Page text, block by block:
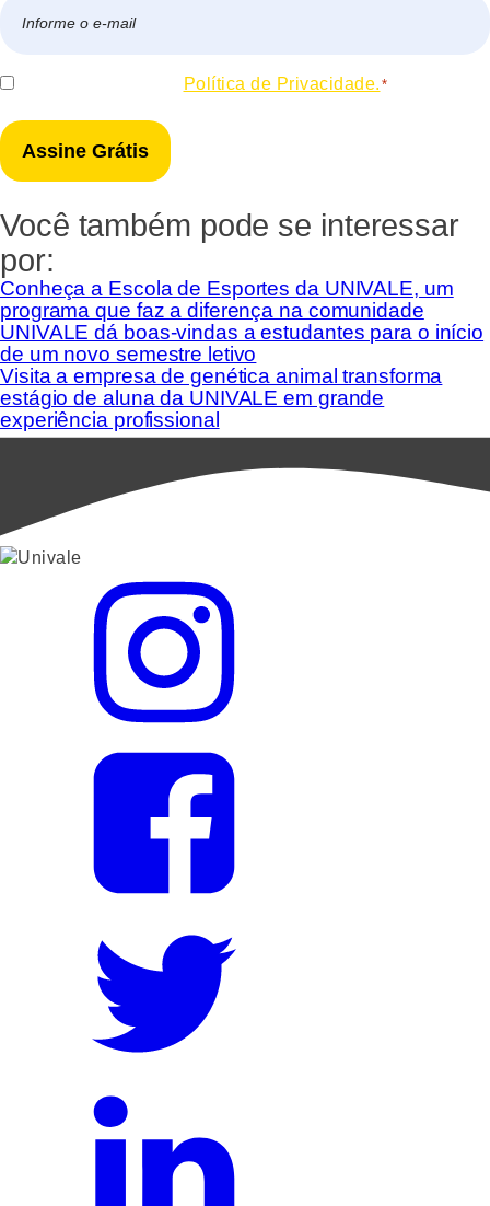
mail
Consentir Política de Privacidade. *
Você também pode se interessar
por:
Conheça a Escola de Esportes da UNIVALE, um
programa que faz a diferença na comunidade
UNIVALE dá boas-vindas a estudantes para o início
de um novo semestre letivo
Visita a empresa de genética animal transforma
estágio de aluna da UNIVALE em grande
experiência profissional